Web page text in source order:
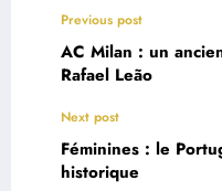
Previous post
AC Milan : un
Rafael Leão
Next post
Féminines : le
historique